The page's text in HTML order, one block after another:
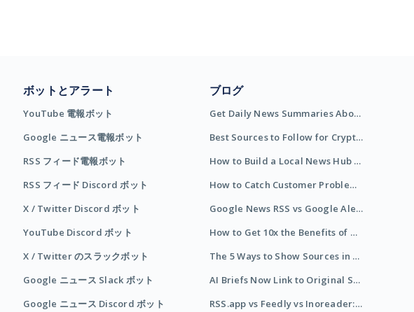
ボットとアラート
YouTube 電報ボット
Google ニュース電報ボット
RSS フィード電報ボット
RSS フィード Discord ボット
X / Twitter Discord ボット
YouTube Discord ボット
X / Twitter のスラックボット
Google ニュース Slack ボット
Google ニュース Discord ボット
ブログ
Get Daily News Summaries About Any Topic in Telegram, Discord, Slack, and Email
Best Sources to Follow for Crypto News in Your Reader (2026)
How to Build a Local News Hub That Updates Itself
How to Catch Customer Problems Before They Become Support Tickets
Google News RSS vs Google Alerts: Which Is Better for News Monitoring?
How to Get 10x the Benefits of Google Alerts
The 5 Ways to Show Sources in Your AI Brief, And When to Use Each
AI Briefs Now Link to Original Sources. Here's Why It Matters
RSS.app vs Feedly vs Inoreader: Which One Is Actually Right for You?